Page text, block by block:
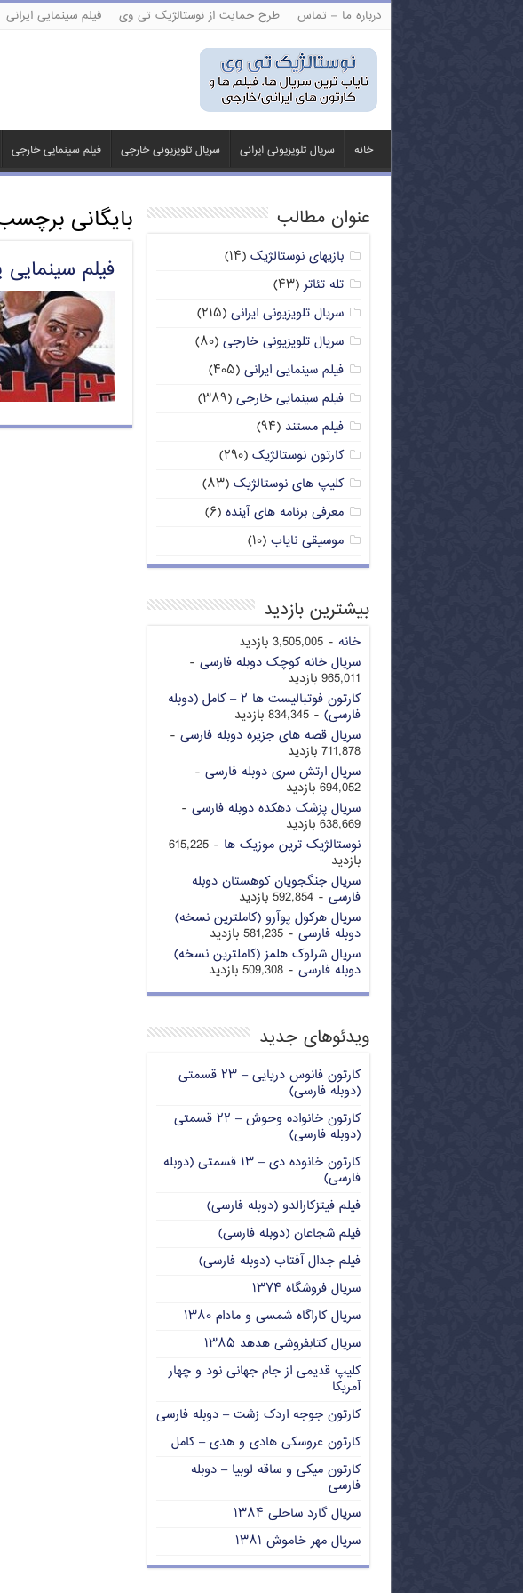
درباره ما – تماس طرح حمایت از نوستالژیک تی وی فیلم سینمایی ایرانی
خانه سریال تلویزیونی ایرانی سریال تلویزیونی خارجی فیلم سینمایی خارجی
بایگانی
فیلم سینمایی
عنوان مطالب
بازیهای نوستالژیک (۱۴)
تله تئاتر(۴۳)
سریال تلویزیونی ایرانی (۲۱۵)
سریال تلویزیونی خارجی (۸۰)
فیلم سینمایی ایرانی (۴۰۵)
فیلم سینمایی خارجی (۳۸۹)
فیلم مستند (۹۴)
کارتون نوستالژیک (۲۹۰)
کلیپ های نوستالژیک (۸۳)
معرفی برنامه های آینده (۶)
موسیقی نایاب (۱۰)
بیشترین بازدید
خانه - 3,505,005 بازدید
سریال خانه کوچک دوبله فارسی -
965,011 بازدید
کارتون فوتبالیست ها ۲ – کامل (دوبله
فارسی) - 834,345 بازدید
سریال قصه های جزیره دوبله فارسی -
711,878 بازدید
سریال ارتش سری دوبله فارسی -
694,052 بازدید
سریال پزشک دهکده دوبله فارسی -
638,669 بازدید
نوستالژیک ترین موزیک ها
- 615,225
بازدید
سریال جنگجویان کوهستان دوبله
فارسی - 592,854 بازدید
سریال هرکول پوآرو (کاملترین نسخه)
دوبله فارسی - 581,235 بازدید
سریال شرلوک هلمز (کاملترین نسخه)
دوبله فارسی - 509,308 بازدید
ویدئوهای جدید
کارتون فانوس دریایی – ۲۳ قسمتی
(دوبله فارسی)
کارتون خانواده وحوش – ۲۲ قسمتی
(دوبله فارسی)
کارتون خانوده دی – ۱۳ قسمتی (دوبله
فارسی)
فیلم فیتزکارالدو (دوبله فارسی)
فیلم شجاعان (دوبله فارسی)
فیلم جدال آفتاب (دوبله فارسی)
سریال فروشگاه ۱۳۷۴
سریال کاراگاه شمسی و مادام ۱۳۸۰
سریال کتابفروشی هدهد ۱۳۸۵
کلیپ قدیمی از جام جهانی نود و چهار
آمریکا
کارتون جوجه اردک زشت – دوبله فارسی
کارتون عروسکی هادی و هدی – کامل
کارتون میکی و ساقه لوبیا – دوبله
فارسی
سریال گارد ساحلی ۱۳۸۴
سریال مهر خاموش ۱۳۸۱